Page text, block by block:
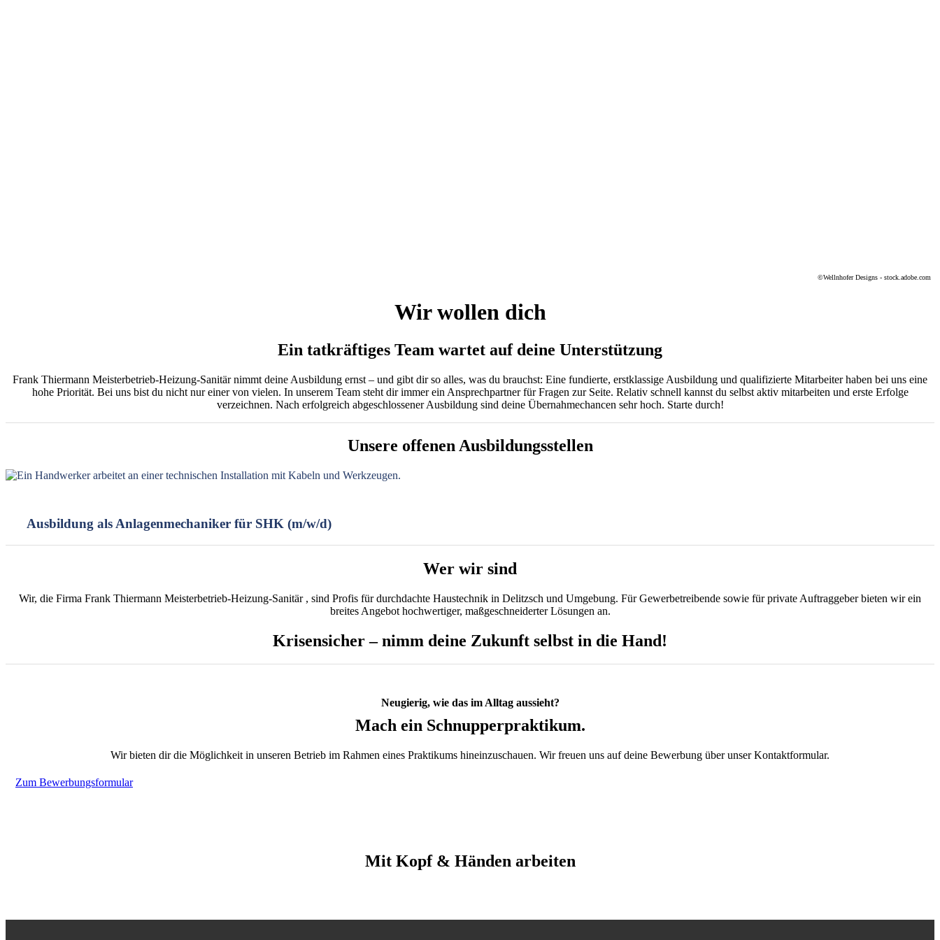
©Wellnhofer Designs - stock.adobe.com
Wir wollen dich
Ein tatkräftiges Team wartet auf deine Unterstützung
Frank Thiermann Meisterbetrieb-Heizung-Sanitär nimmt deine Ausbildung ernst – und gibt dir so alles, was du brauchst: Eine fundierte, erstklassige Ausbildung und qualifizierte Mitarbeiter haben bei uns eine
hohe Priorität. Bei uns bist du nicht nur einer von vielen. In unserem Team steht dir immer ein Ansprechpartner für Fragen zur Seite. Relativ schnell kannst du selbst aktiv mitarbeiten und erste Erfolge
verzeichnen. Nach erfolgreich abgeschlossener Ausbildung sind deine Übernahmechancen sehr hoch. Starte durch!
Unsere offenen Ausbildungsstellen
Ausbildung als Anlagenmechaniker für SHK (m/w/d)
Wer wir sind
Wir, die Firma Frank Thiermann Meisterbetrieb-Heizung-Sanitär , sind Profis für durchdachte Haustechnik in Delitzsch und Umgebung. Für Gewerbetreibende sowie für private Auftraggeber bieten wir ein
breites Angebot hochwertiger, maßgeschneiderter Lösungen an.
Krisensicher – nimm deine Zukunft selbst in die Hand!
Neugierig, wie das im Alltag aussieht?
Mach ein Schnupperpraktikum.
Wir bieten dir die Möglichkeit in unseren Betrieb im Rahmen eines Praktikums hineinzuschauen. Wir freuen uns auf deine Bewerbung über unser Kontaktformular.
Zum Bewerbungsformular
Mit Kopf & Händen arbeiten